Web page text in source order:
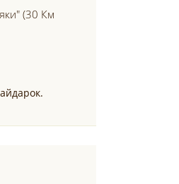
(30 Км